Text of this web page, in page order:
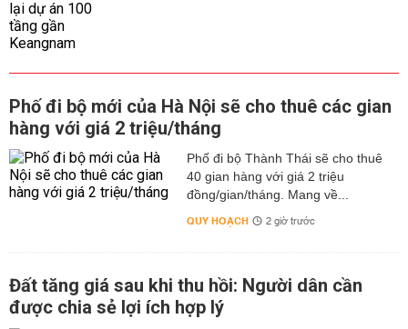
Phố đi bộ mới của Hà Nội sẽ cho thuê các gian
hàng với giá 2 triệu/tháng
Phố đi bộ Thành Thái sẽ cho thuê
40 gian hàng với giá 2 triệu
đồng/gian/tháng. Mang về...
QUY HOẠCH 2 giờ trước
Đất tăng giá sau khi thu hồi: Người dân cần
được chia sẻ lợi ích hợp lý